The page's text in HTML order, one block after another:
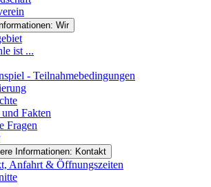
Wir
ist ...
- Teilnahmebedingungen
Fakten
Fragen
Informationen: Kontakt
Anfahrt & Öffnungszeiten